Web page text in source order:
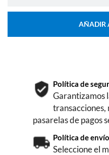
AÑADIR
Política de
Garantizamos
transacciones,
pasarelas de pagos
Política de envío
Seleccione el